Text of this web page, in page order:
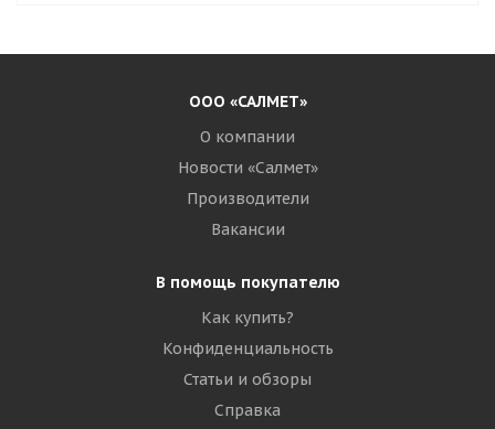
ООО «САЛМЕТ»
О компании
Новости «Салмет»
Производители
Вакансии
В помощь покупателю
Как купить?
Конфиденциальность
Статьи и обзоры
Справка